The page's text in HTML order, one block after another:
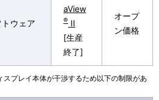
ウェア
aView
® II
[生産
終了]
オープ
ン価格
プレイ本体が干渉するため以下の制限があ